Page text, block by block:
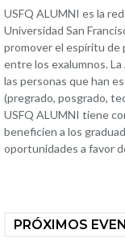
USFQ ALUMNI es la
Universidad San
promover el espíritu
entre los exalumnos.
las personas que han
(pregrado, posgrado,
USFQ ALUMNI tiene
beneficien a los
oportunidades a favor
PRÓXIMOS